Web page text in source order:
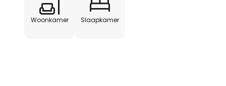
Woonkamer Slaapkamer